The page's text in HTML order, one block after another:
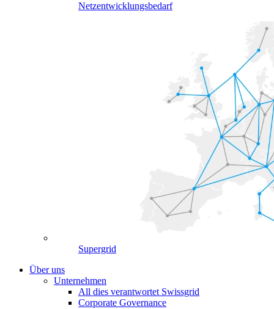
Netzentwicklungsbedarf
Supergrid
Über uns
Unternehmen
All dies verantwortet Swissgrid
Corporate Governance